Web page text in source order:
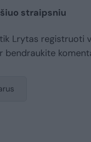
straipsniu
Lrytas registruoti
bendraukite